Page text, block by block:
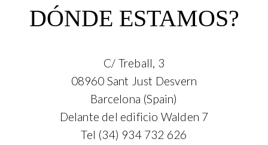
DÓNDE ESTAMOS?
C/ Treball, 3
08960 Sant Just Desvern
Barcelona (Spain)
Delante del edificio Walden 7
Tel (34) 934 732 626